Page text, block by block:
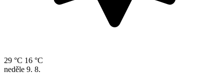
29 °C 16 °C
neděle 9. 8.